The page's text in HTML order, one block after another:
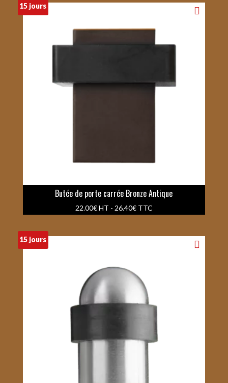
15 jours
Butée de porte carrée Bronze Antique
22.00€HT - 26.40€TTC
15 jours